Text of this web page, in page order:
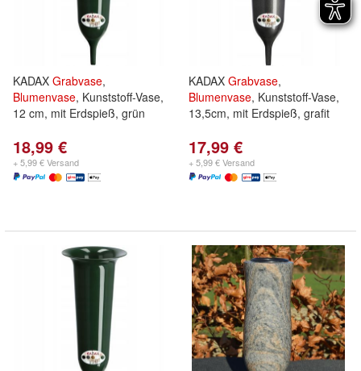
KADAX Grabvase,
Blumenvase, Kunststoff-Vase,
12 cm, mit Erdspieß, grün
18,99 €
+ 5,99 € Versand
KADAX Grabvase,
Blumenvase, Kunststoff-Vase,
13,5cm, mit Erdspieß, grafit
17,99 €
+ 5,99 € Versand